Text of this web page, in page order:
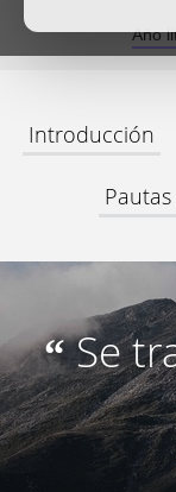
Año
Introducción
“Se